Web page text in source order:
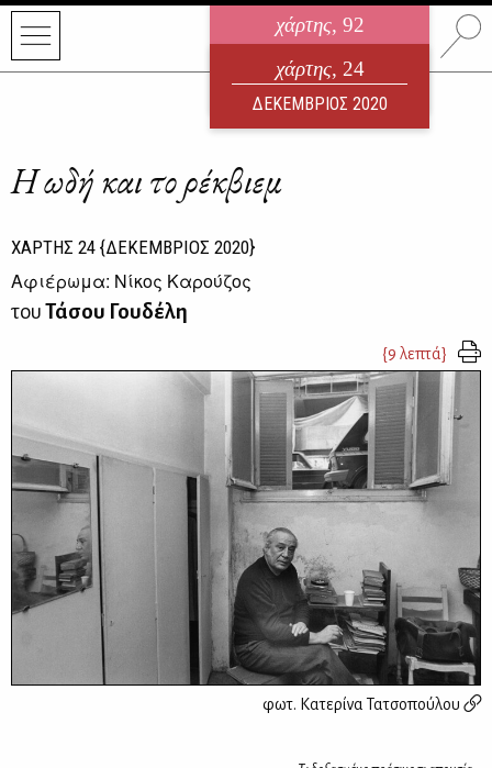
χάρτης, 92
ηλεκτρονικό περιοδικό
ΑΥΓΟΥΣΤΟΣ 2026
χάρτης, 24
ΔΕΚΕΜΒΡΙΟΣ 2020
Η ωδή και το ρέκβιεμ
ΧΑΡΤΗΣ 24 {ΔΕΚΕΜΒΡΙΟΣ 2020}
Αφιέρωμα: Νίκος Καρούζος
τουΤάσου Γουδέλη
{9 λεπτά}
φωτ. Κατερίνα Τατσοπούλου